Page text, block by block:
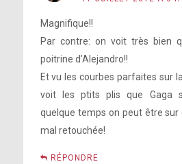
Magnifique!!
Par contre: on voit très bien
poitrine d’Alejandro!!
Et vu les courbes parfaites sur
voit les ptits plis que Gaga
quelque temps on peut être sur
mal retouchée!
RÉPONDRE